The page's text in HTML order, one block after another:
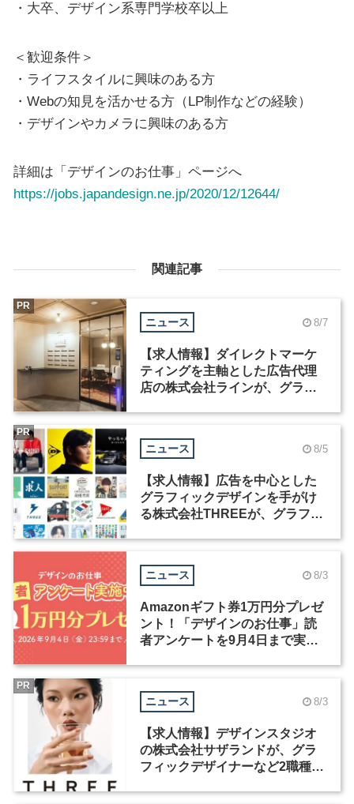
・大卒、デザイン系専門学校卒以上
＜歓迎条件＞
・ライフスタイルに興味のある方
・Webの知見を活かせる方（LP制作などの経験）
・デザインやカメラに興味のある方
詳細は「デザインのお仕事」ページへ
https://jobs.japandesign.ne.jp/2020/12/12644/
関連記事
ニュース 8/7
【求人情報】ダイレクトマーケ
ティングを主軸とした広告代理
店の株式会社ラインが、グラフ
PR
ニュース 8/5
【求人情報】広告を中心とした
グラフィックデザインを手がけ
る株式会社THREEが、グラフィ
PR
ニュース 8/3
Amazonギフト券1万円分プレゼ
ント！「デザインのお仕事」読
者アンケートを9月4日まで実施
ニュース 8/3
【求人情報】デザインスタジオ
の株式会社サザランドが、グラ
フィックデザイナーなど2職種を
PR